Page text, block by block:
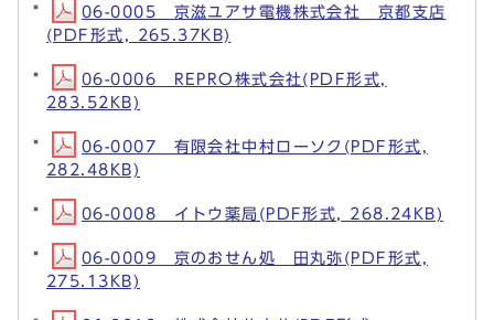
06-0005 京滋ユアサ電機株式会社 京都支店
(PDF形式, 265.37KB)
06-0006 REPRO株式会社(PDF形式,
283.52KB)
06-0007 有限会社中村ローソク(PDF形式,
282.48KB)
06-0008 イトウ薬局(PDF形式, 268.24KB)
06-0009 京のおせん処 田丸弥(PDF形式,
275.13KB)